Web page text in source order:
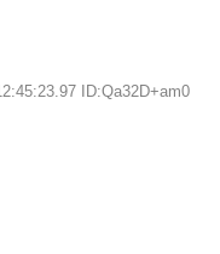
ID:Qa32D+am0